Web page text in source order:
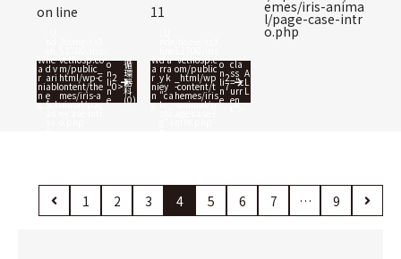
emes/iris-anima
l/page-case-intr
o.php
on line 11
W
a
r
ni
n
g
ne
d v
ari
abl
e
$cl
vethosp.co
m/public_
html/wp-c
ontent/the
mes/iris-a
nimal/pag
o
n
li
n
e
2
0>
循
環
器
科
(0)
W
a
r
ni
n
g
d a
rra
y k
ey
"ca
te_
-vethosp.c
om/public
_html/wp
-content/t
hemes/iris
-animal/p
o
n
li
n
e
2
7
cla
ss
="c
urr
en
A
L
L
1 2 3 4 5 6 7 … 9